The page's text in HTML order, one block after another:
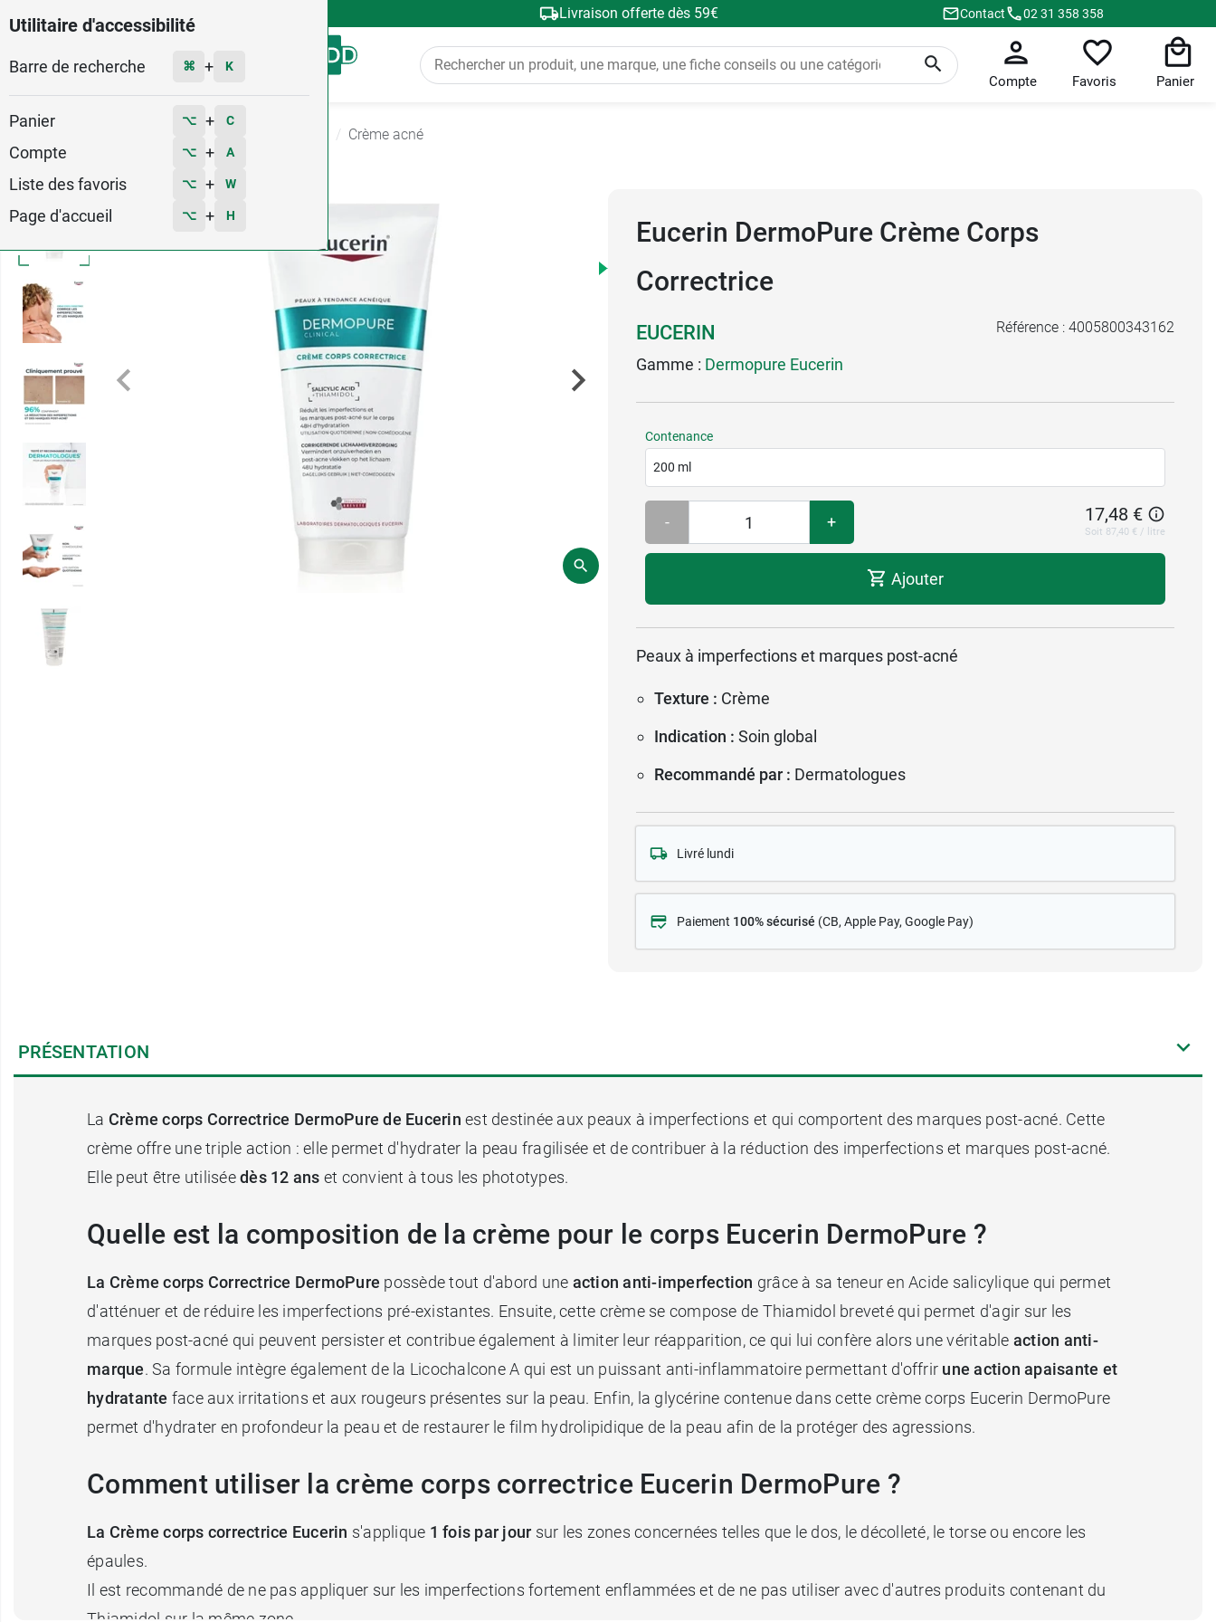
Utilitaire d'accessibilité
Barre de recherche ⌘ + K
Panier ⌥ + C
Compte ⌥ + A
Liste des favoris ⌥ + W
Page d'accueil ⌥ + H
Livraison offerte dès 59€ Contact 02 31 358 358
Menu
Compte Favoris Panier
Crème acné
Eucerin DermoPure Crème Corps
Correctrice
EUCERIN
Gamme : Dermopure Eucerin
Référence : 4005800343162
Contenance
200 ml
- + 17,48 €
Soit 87,40 € / litre
Ajouter
Peaux à imperfections et marques post-acné
Texture : Crème
Indication : Soin global
Recommandé par : Dermatologues
Livré lundi
Paiement 100% sécurisé (CB, Apple Pay, Google Pay)
PRÉSENTATION
La Crème corps Correctrice DermoPure de Eucerin est destinée aux peaux à imperfections et qui comportent des marques post-acné. Cette
crème offre une triple action : elle permet d'hydrater la peau fragilisée et de contribuer à la réduction des imperfections et marques post-acné.
Elle peut être utiliséedès 12 ans et convient à tous les phototypes.
Quelle est la composition de la crème pour le corps Eucerin DermoPure ?
La Crème corps Correctrice DermoPure possède tout d'abord une action anti-imperfection grâce à sa teneur en Acide salicylique qui permet
d'atténuer et de réduire les imperfections pré-existantes. Ensuite, cette crème se compose de Thiamidol breveté qui permet d'agir sur les
marques post-acné qui peuvent persister et contribue également à limiter leur réapparition, ce qui lui confère alors une véritable action anti-
marque. Sa formule intègre également de la Licochalcone A qui est un puissant anti-inflammatoire permettant d'offrir une action apaisante et
hydratante face aux irritations et aux rougeurs présentes sur la peau. Enfin, la glycérine contenue dans cette crème corps Eucerin DermoPure
permet d'hydrater en profondeur la peau et de restaurer le film hydrolipidique de la peau afin de la protéger des agressions.
Comment utiliser la crème corps correctrice Eucerin DermoPure ?
La Crème corps correctrice Eucerin s'applique 1 fois par jour sur les zones concernées telles que le dos, le décolleté, le torse ou encore les
épaules.
Il est recommandé de ne pas appliquer sur les imperfections fortement enflammées et de ne pas utiliser avec d'autres produits contenant du